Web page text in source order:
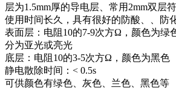
层为1.5mm厚的导电层、常用2mm双层
使用时间长久，具有很好的防酸、、防
表面层：电阻10的7-9次方Ω，颜色为绿
分为亚光或亮光
底层：电阻10的3-5次方Ω，颜色为黑色
静电散除时间：< 0.5s
可供颜色有绿色、灰色、兰色、黑色等